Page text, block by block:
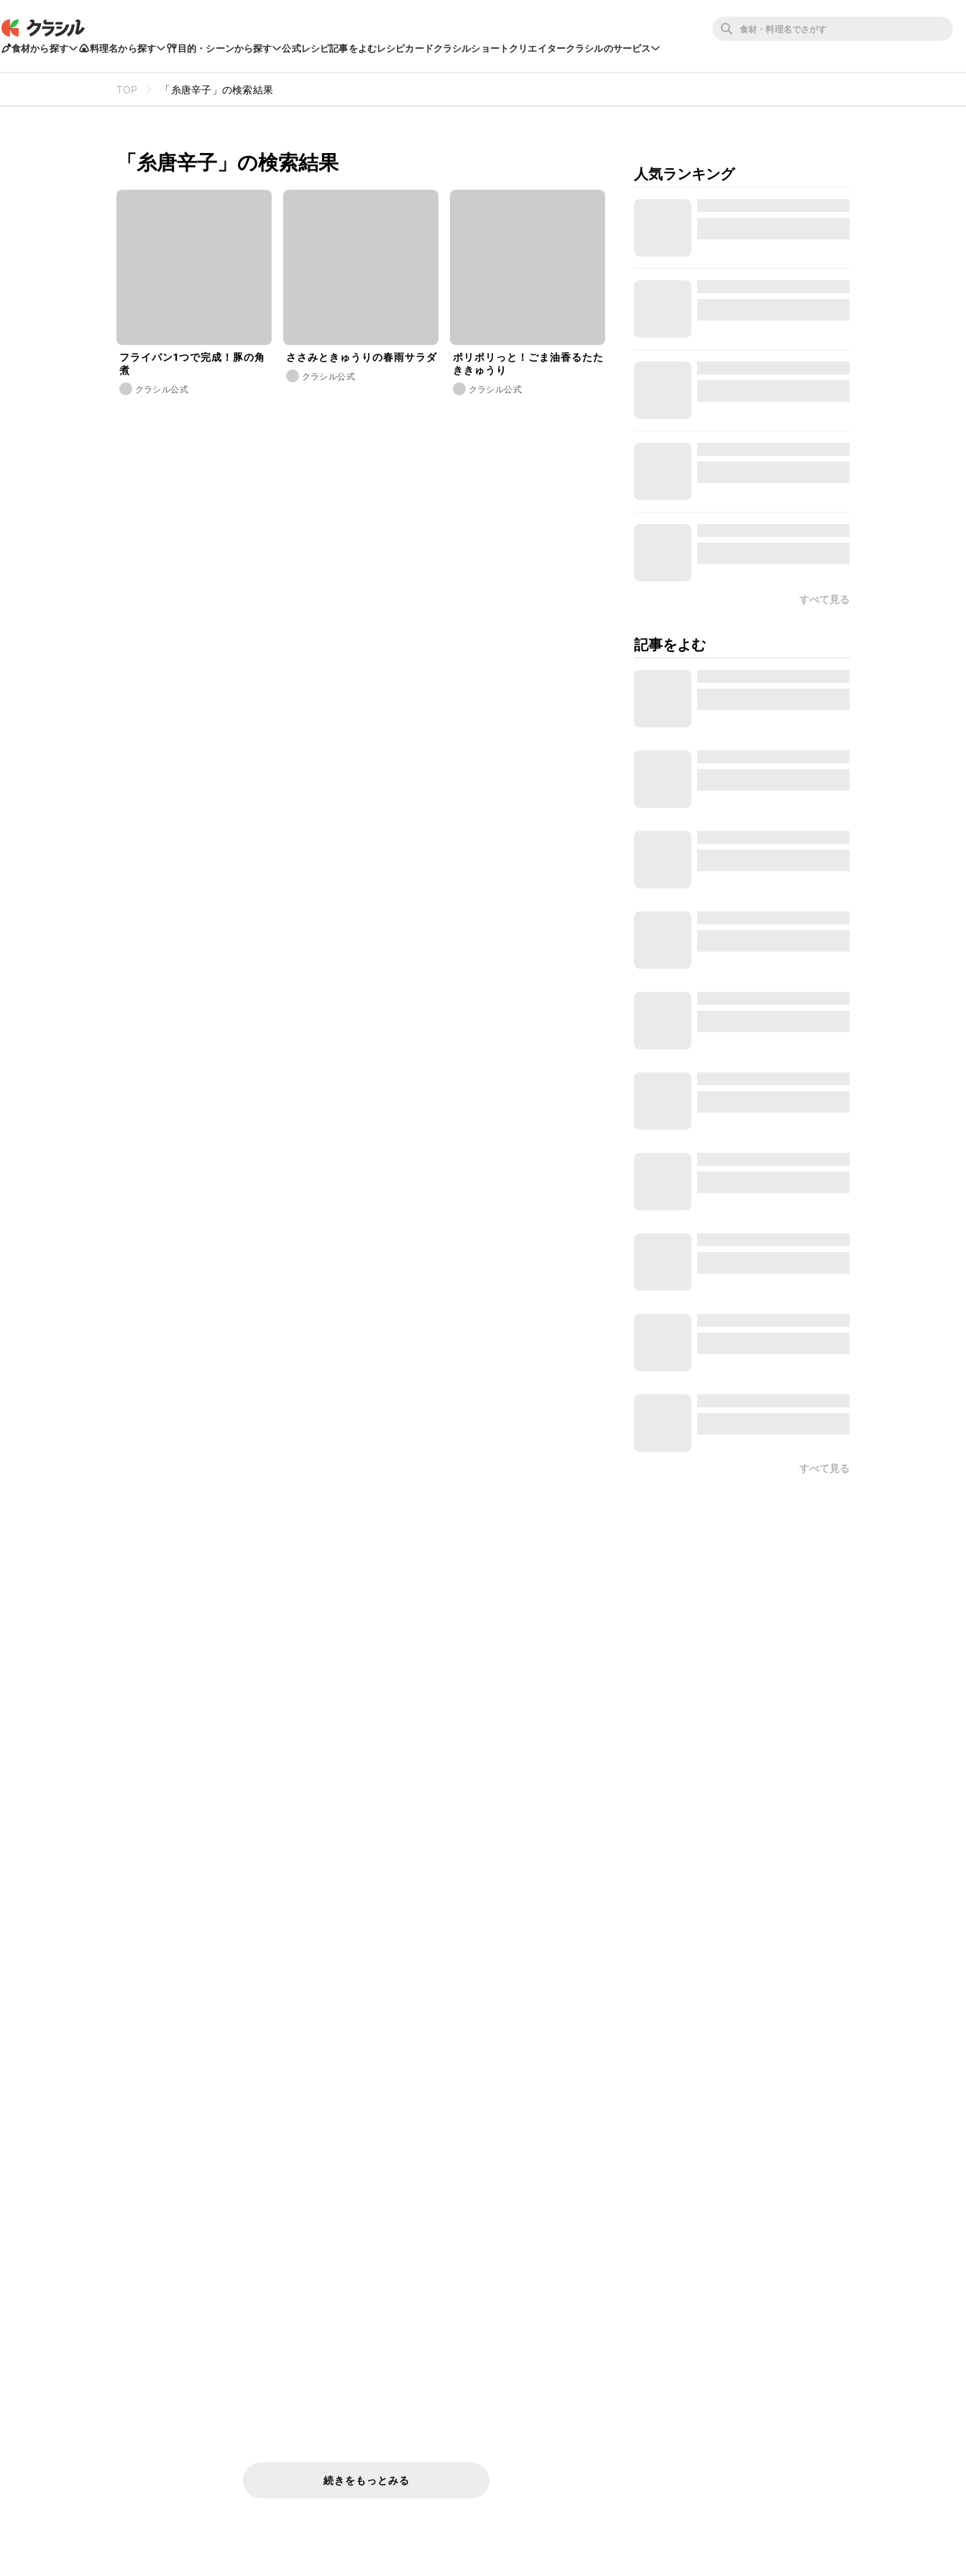
食材から探す 料理名から探す 目的・シーンから探す 公式レシピ記事をよむレシピカードクラシルショートクリエイタークラシルのサービス
TOP 「糸唐辛子」の検索結果
「糸唐辛子」の検索結果
フライパン1つで完成！豚の角
煮
クラシル公式
ささみときゅうりの春雨サラダ
クラシル公式
ポリポリっと！ごま油香るたた
ききゅうり
クラシル公式
続きをもっとみる
人気ランキング
すべて見る
記事をよむ
すべて見る